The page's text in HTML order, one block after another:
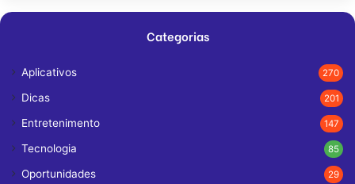
Categorias
Aplicativos 270
Dicas 201
Entretenimento 147
Tecnologia 85
Oportunidades 29